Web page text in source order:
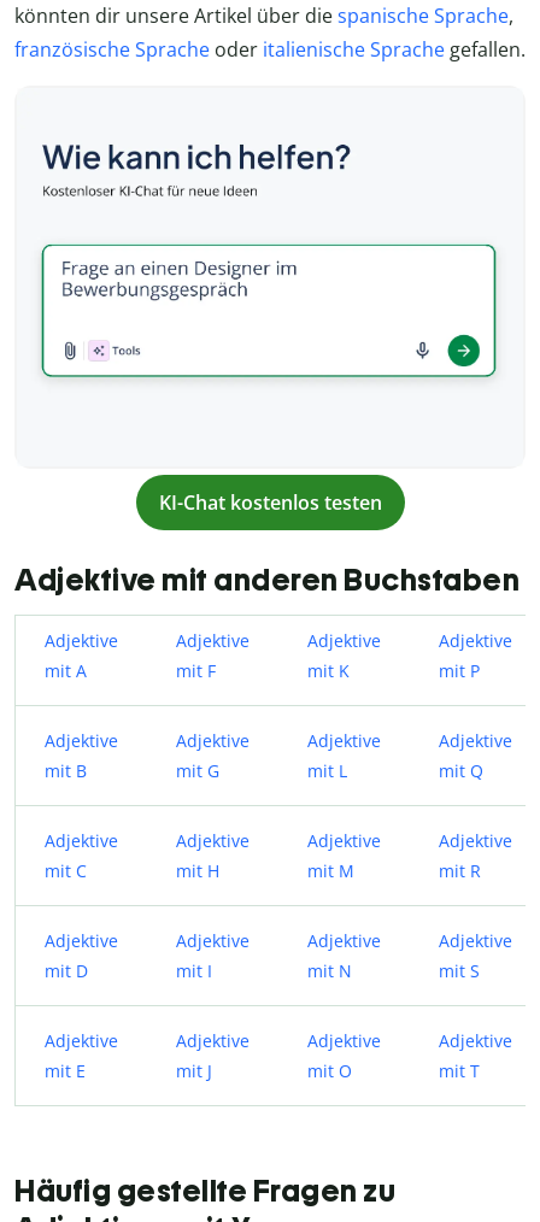
könnten dir unsere Artikel über diespanische Sprache,
französische Sprache oder italienische Sprache gefallen.
KI-Chat kostenlos testen
Adjektive mit anderen Buchstaben
Adjektive
mit A
Adjektive
mit F
Adjektive
mit K
Adjektive
mit P
Adjektive
mit B
Adjektive
mit G
Adjektive
mit L
Adjektive
mit Q
Adjektive
mit C
Adjektive
mit H
Adjektive
mit M
Adjektive
mit R
Adjektive
mit D
Adjektive
mit I
Adjektive
mit N
Adjektive
mit S
Adjektive
mit E
Adjektive
mit J
Adjektive
mit O
Adjektive
mit T
Häufig gestellte Fragen zu